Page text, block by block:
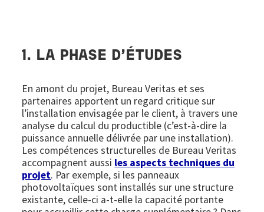
1. LA PHASE D’ÉTUDES
En amont du projet, Bureau Veritas et ses
partenaires apportent un regard critique sur
l’installation envisagée par le client, à travers une
analyse du calcul du productible (c’est-à-dire la
puissance annuelle délivrée par une installation).
Les compétences structurelles de Bureau Veritas
accompagnent aussi les aspects techniques du
projet. Par exemple, si les panneaux
photovoltaïques sont installés sur une structure
existante, celle-ci a-t-elle la capacité portante